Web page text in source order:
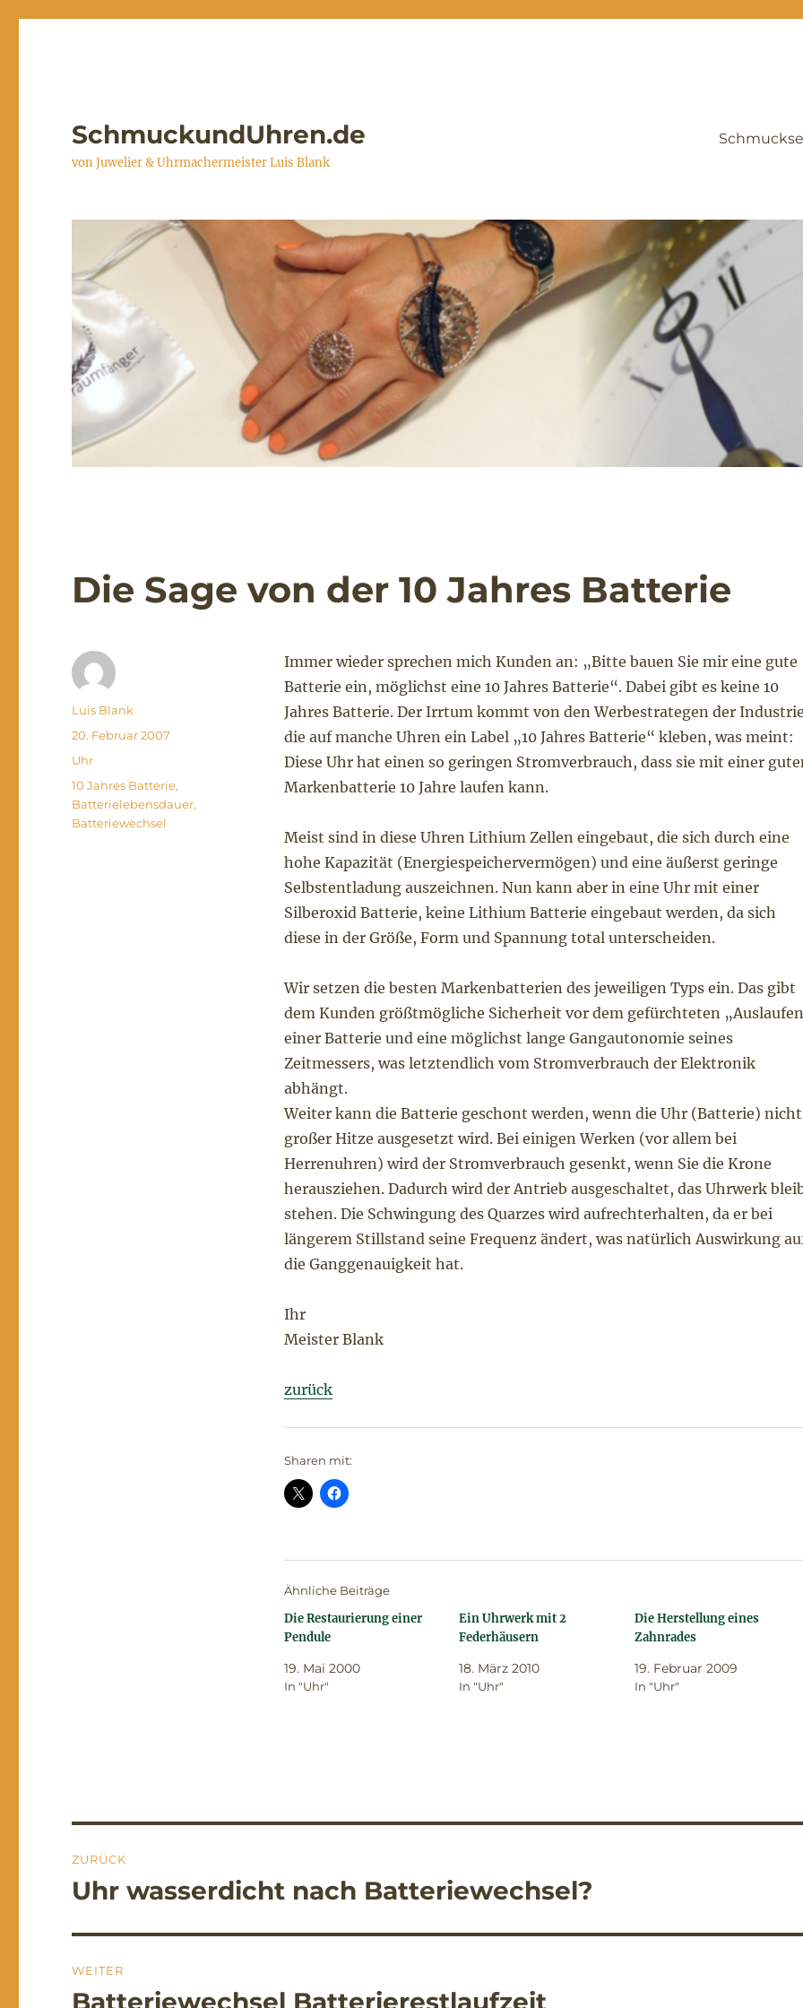
SchmuckundUhren.de
von Juwelier & Uhrmachermeister Luis Blank
Die Sage von der 10 Jahres Batterie
Immer wieder sprechen mich Kunden an: „Bitte bauen Sie mir eine gute
Batterie ein, möglichst eine 10 Jahres Batterie“. Dabei gibt es keine 10
Jahres Batterie. Der Irrtum kommt von den Werbestrategen der
die auf manche Uhren ein Label „10 Jahres Batterie“ kleben, was meint:
Diese Uhr hat einen so geringen Stromverbrauch, dass sie mit einer
Markenbatterie 10 Jahre laufen kann.
Meist sind in diese Uhren Lithium Zellen eingebaut, die sich durch eine
hohe Kapazität (Energiespeichervermögen) und eine äußerst geringe
Selbstentladung auszeichnen. Nun kann aber in eine Uhr mit einer
Silberoxid Batterie, keine Lithium Batterie eingebaut werden, da sich
diese in der Größe, Form und Spannung total unterscheiden.
Wir setzen die besten Markenbatterien des jeweiligen Typs ein. Das gibt
dem Kunden größtmögliche Sicherheit vor dem gefürchteten
einer Batterie und eine möglichst lange Gangautonomie seines
Zeitmessers, was letztendlich vom Stromverbrauch der Elektronik
abhängt.
Weiter kann die Batterie geschont werden, wenn die Uhr (Batterie) nicht
großer Hitze ausgesetzt wird. Bei einigen Werken (vor allem bei
Herrenuhren) wird der Stromverbrauch gesenkt, wenn Sie die Krone
herausziehen. Dadurch wird der Antrieb ausgeschaltet, das Uhrwerk
stehen. Die Schwingung des Quarzes wird aufrechterhalten, da er bei
längerem Stillstand seine Frequenz ändert, was natürlich Auswirkung
die Ganggenauigkeit hat.
Ihr
Meister Blank
zurück
Sharen mit:
Ähnliche Beiträge
Die Restaurierung einer
Pendule
19. Mai 2000
In "Uhr"
Ein Uhrwerk mit 2
Federhäusern
18. März 2010
In "Uhr"
Die Herstellung eines
Zahnrades
19. Februar 2009
In "Uhr"
Autor
Luis Blank
Veröffentlicht
am
20. Februar 2007
Kategorien
Uhr
Schlagwörter
10 Jahres Batterie,
Batterielebensdauer,
Batteriewechsel
ZURÜCK
Vorheriger
Uhr wasserdicht nach Batteriewechsel?
WEITER
Nächster
Batteriewechsel Batterierestlaufzeit